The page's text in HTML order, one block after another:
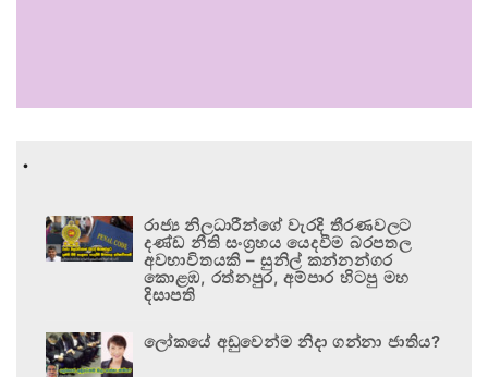
.
රාජ්‍ය නිලධාරීන්ගේ වැරදි තීරණවලට
දණ්ඩ නීති සංග්‍රහය යෙදවීම බරපතල
අවභාවිතයකි – සුනිල් කන්නන්ගර
කොළඹ, රත්නපුර, අම්පාර හිටපු මහ
දිසාපති
ලෝකයේ අඩුවෙන්ම නිදා ගන්නා ජාතිය?